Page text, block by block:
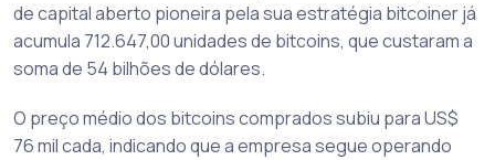
de capital aberto pioneira pela sua estratégia bitcoiner já
acumula 712.647,00 unidades de bitcoins, que custaram a
soma de 54 bilhões de dólares.
O preço médio dos bitcoins comprados subiu para US$
76 mil cada, indicando que a empresa segue operando